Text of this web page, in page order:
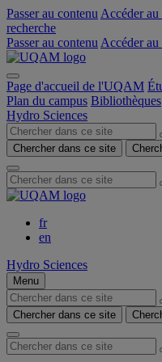
Passer au contenu Accéder
recherche
Passer au contenu Accéder
Page d'accueil de l'UQAM
Plan du campus Bibliothèques
Hydro Sciences
Chercher dans ce site
fr
en
Hydro Sciences
Menu
Chercher dans ce site